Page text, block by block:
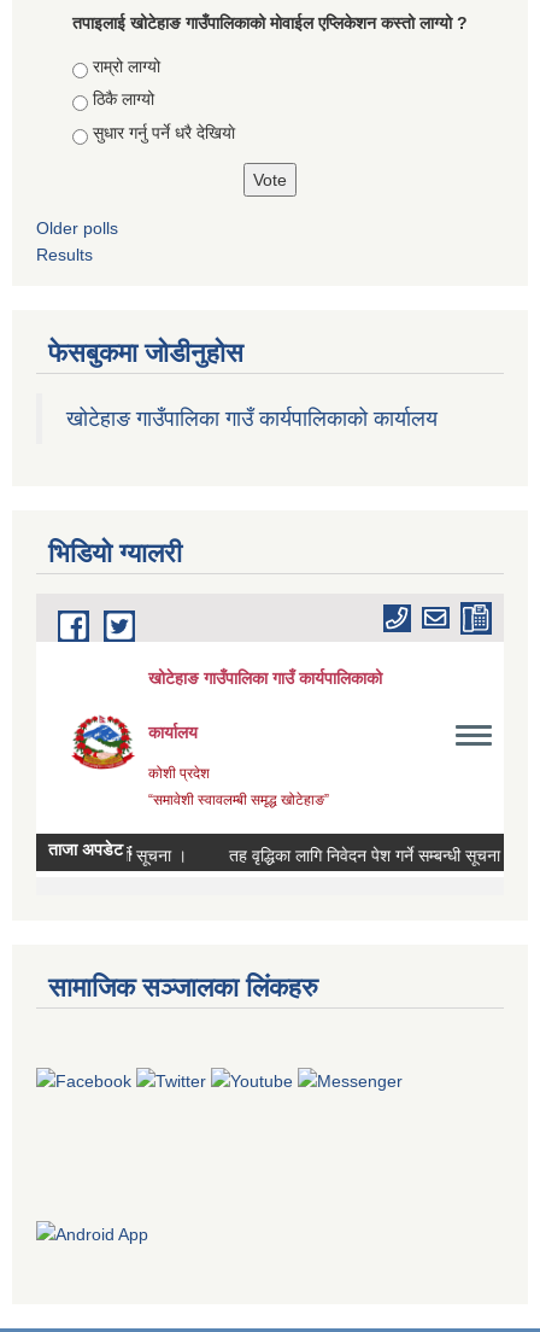
तपाइलाई खोटेहाङ गाउँपालिकाको माेवाईल एप्लिकेशन कस्तो लाग्यो ?
Choices
राम्रो लाग्यो
ठिकै लाग्यो
सुधार गर्नु पर्ने धरै देखियाे
Older polls
Results
फेसबुकमा जोडीनुहोस
खोटेहाङ गाउँपालिका गाउँ कार्यपालिकाको कार्यालय
भिडियाे ग्यालरी
सामाजिक सञ्जालका लिंकहरु